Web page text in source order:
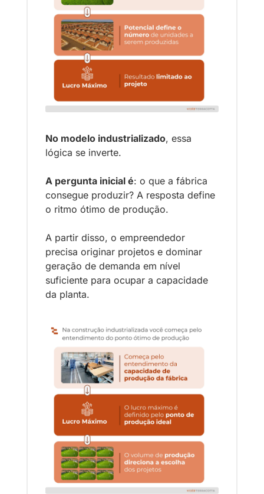
No modelo industrializado, essa
lógica se inverte.
A pergunta inicial é: o que a fábrica
consegue produzir? A resposta define
o ritmo ótimo de produção.
A partir disso, o empreendedor
precisa originar projetos e dominar
geração de demanda em nível
suficiente para ocupar a capacidade
da planta.